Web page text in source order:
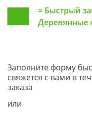
= Быстрый
Деревянные
Заполните форму
свяжется с вами в
заказа
или